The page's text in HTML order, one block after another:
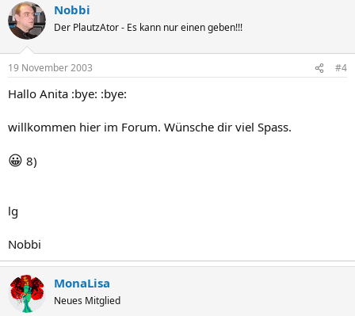
Nobbi
Der PlautzAtor - Es kann nur einen geben!!!
19 November 2003 #4
Hallo Anita :bye: :bye:
willkommen hier im Forum. Wünsche dir viel Spass.
😀 8)
lg
Nobbi
MonaLisa
Neues Mitglied